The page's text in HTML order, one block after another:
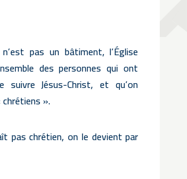
n’est pas un bâtiment, l’Église
des personnes qui ont
suivre Jésus-Christ, et qu’on
».
pas chrétien, on le devient par